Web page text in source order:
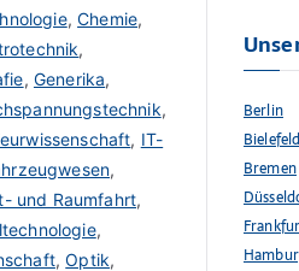
,Chemie,
,
, Generika,
,
, IT-
,
und Raumfahrt,
,
,Optik,
Berlin
Bielefeld
Bremen